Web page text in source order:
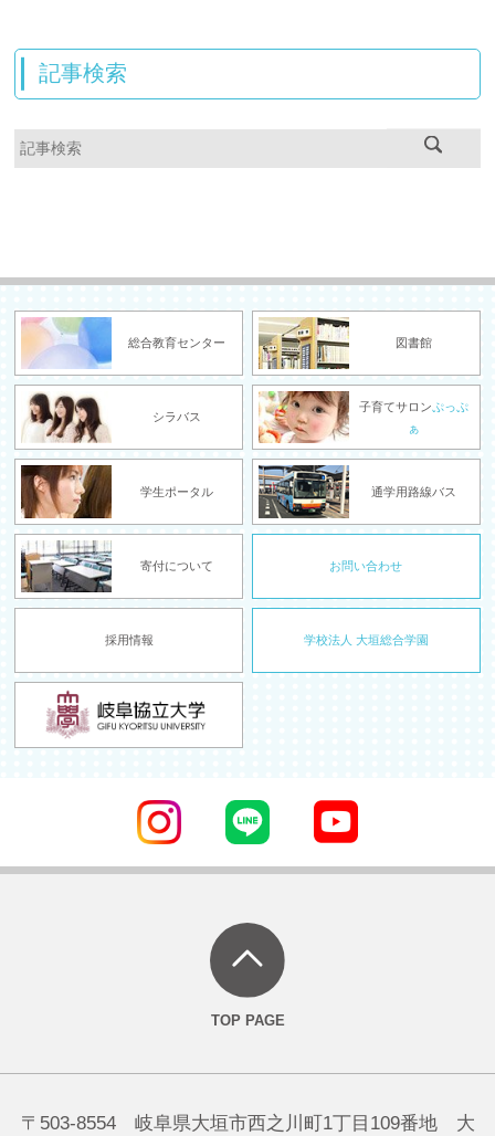
記事検索
総合教育センター 図書館
シラバス
子育てサロンぷっぷ
ぁ
学生ポータル 通学用路線バス
寄付について お問い合わせ
採用情報 学校法人 大垣総合学園
〒503-8554 岐阜県大垣市西之川町1丁目109番地 大